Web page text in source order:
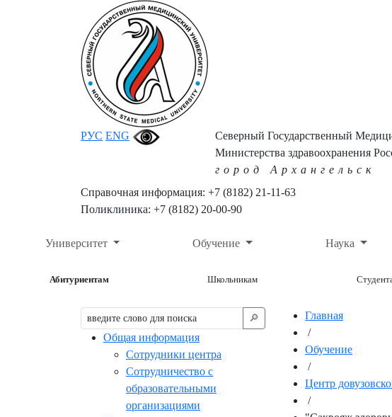
РУС ENG
Северный Государственный
Министерства здравоохранения
город Архангельск
Справочная информация: +7 (8182) 21-11-63
Поликлиника: +7 (8182) 20-00-90
Университет Обучение Наука
Абитуриентам Школьникам
🔎︎
Общая информация
Сотрудники центра
Сотрудничество с
образовательными
организациями
Главная
/
Обучение
/
Центр
/